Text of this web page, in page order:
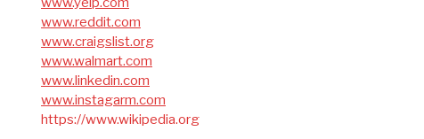
www.reddit.com
www.craigslist.org
www.walmart.com
www.linkedin.com
www.instagarm.com
https://www.wikipedia.org